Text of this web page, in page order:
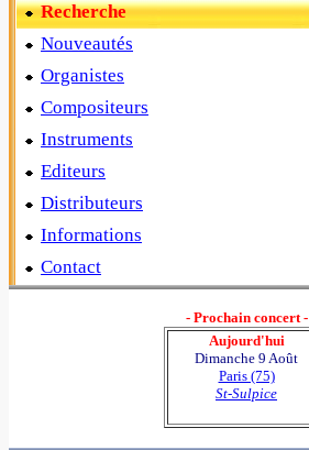
Recherche
Nouveautés
Organistes
Compositeurs
Instruments
Editeurs
Distributeurs
Informations
Contact
- Prochain concert -
Aujourd'hui
Dimanche 9 Août
Paris (75)
St-Sulpice